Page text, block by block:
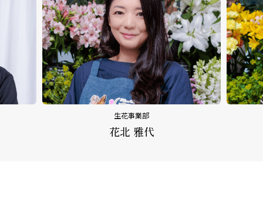
生花事業部
花北 雅代